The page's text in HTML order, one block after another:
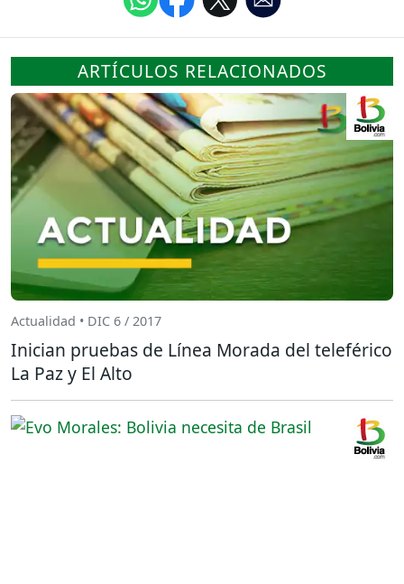
ARTÍCULOS RELACIONADOS
Actualidad • DIC 6 / 2017
Inician pruebas de Línea Morada del teleférico
La Paz y El Alto